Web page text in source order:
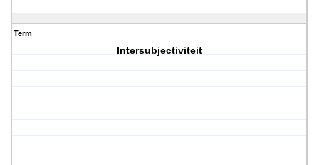
Term
Intersubjectiviteit